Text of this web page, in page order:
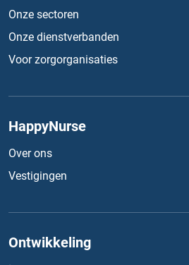
Onze sectoren
Onze dienstverbanden
Voor zorgorganisaties
HappyNurse
Over ons
Vestigingen
Ontwikkeling